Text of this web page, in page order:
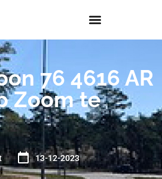
76 4616 AR
Zoom te
13-12-2023